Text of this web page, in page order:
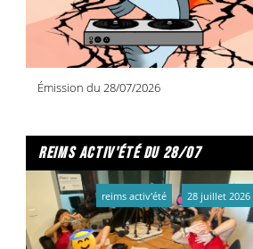
Émission du 28/07/2026
reims activ'été du 28/07
reims activ'été 28 juillet 2026